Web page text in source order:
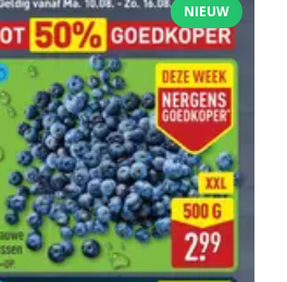
NIEUW